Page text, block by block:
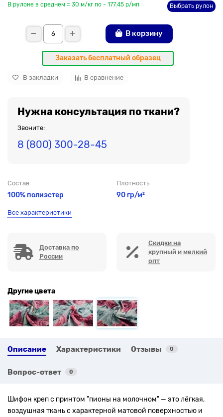
В рулоне в среднем = 30 м/кг по - 177.45 р/мп
Выбрать рулон
В корзину
Заказать бесплатный образец
В закладки В сравнение
Нужна консультация по ткани?
Звоните:
8 (800) 300-28-45
Состав
100% полиэстер
Плотность
90 гр/м²
Все характеристики
Доставка по
России
Скидки на
крупный и мелкий
опт
Другие цвета
Описание Характеристики Отзывы 0
Вопрос-ответ 0
Шифон креп с принтом "пионы на молочном" — это лёгкая,
воздушная ткань с характерной матовой поверхностью и